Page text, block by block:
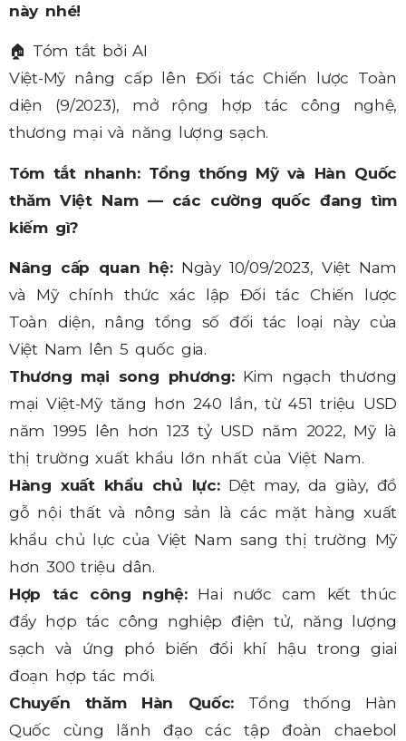
này nhé!
🏠 Tóm tắt bởi AI
Việt-Mỹ nâng cấp lên Đối tác Chiến lược Toàn
diện (9/2023), mở rộng hợp tác công nghệ,
thương mại và năng lượng sạch.
Tóm tắt nhanh: Tổng thống Mỹ và Hàn Quốc
thăm Việt Nam — các cường quốc đang tìm
kiếm gì?
Nâng cấp quan hệ: Ngày 10/09/2023, Việt Nam
và Mỹ chính thức xác lập Đối tác Chiến lược
Toàn diện, nâng tổng số đối tác loại này của
Việt Nam lên 5 quốc gia.
Thương mại song phương: Kim ngạch thương
mại Việt-Mỹ tăng hơn 240 lần, từ 451 triệu USD
năm 1995 lên hơn 123 tỷ USD năm 2022, Mỹ là
thị trường xuất khẩu lớn nhất của Việt Nam.
Hàng xuất khẩu chủ lực: Dệt may, da giày, đồ
gỗ nội thất và nông sản là các mặt hàng xuất
khẩu chủ lực của Việt Nam sang thị trường Mỹ
hơn 300 triệu dân.
Hợp tác công nghệ:
Hai nước cam kết thúc
đẩy hợp tác công nghiệp điện tử, năng lượng
sạch và ứng phó biến đổi khí hậu trong giai
đoạn hợp tác mới.
Chuyến thăm Hàn Quốc:
Tổng thống Hàn
Quốc cùng lãnh đạo các tập đoàn chaebol